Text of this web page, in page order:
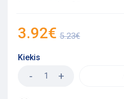
5.23€
3.92€
Kiekis